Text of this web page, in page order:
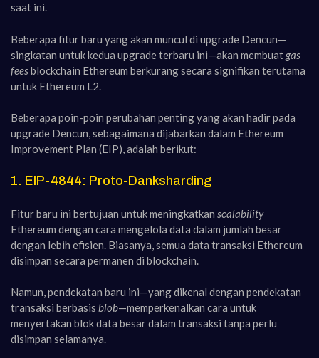
saat ini.
Beberapa fitur baru yang akan muncul di upgrade Dencun—
singkatan untuk kedua upgrade terbaru ini—akan membuatgas
feesblockchain Ethereum berkurang secara signifikan terutama
untuk Ethereum L2.
Beberapa poin-poin perubahan penting yang akan hadir pada
upgrade Dencun, sebagaimana dijabarkan dalam Ethereum
Improvement Plan (EIP), adalah berikut:
1. EIP-4844: Proto-Danksharding
Fitur baru ini bertujuan untuk meningkatkan scalability
Ethereum dengan cara mengelola data dalam jumlah besar
dengan lebih efisien. Biasanya, semua data transaksi Ethereum
disimpan secara permanen di blockchain.
Namun, pendekatan baru ini—yang dikenal dengan pendekatan
transaksi berbasis blob—memperkenalkan cara untuk
menyertakan blok data besar dalam transaksi tanpa perlu
disimpan selamanya.